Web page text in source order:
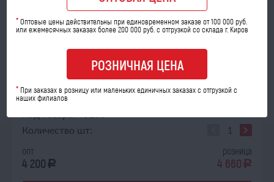
Камера 14.00-20 (ОИ-25) УРАЛ 370х508 с автоподкачкой (Р...
Количество шт:
опт
4 200 a
розница
4 660 a
*Оптовые цены действительны при единовременном заказе от 100 000 руб.
или ежемесячных заказах более 200 000 руб. с отгрузкой со склада г. Киров
РОЗНИЧНАЯ ЦЕНА
* При заказах в розницу или маленьких единичных заказах с отгрузкой с
наших филиалов